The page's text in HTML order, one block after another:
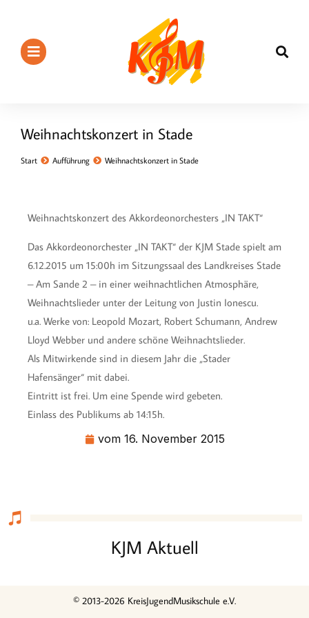
Weihnachtskonzert in Stade
Sie befinden sich hier:
Start Aufführung Weihnachtskonzert in Stade
Weihnachtskonzert des Akkordeonorchesters „IN TAKT“
Das Akkordeonorchester „IN TAKT“ der KJM Stade spielt am
6.12.2015 um 15:00h im Sitzungssaal des Landkreises Stade
– Am Sande 2 – in einer weihnachtlichen Atmosphäre,
Weihnachtslieder unter der Leitung von Justin Ionescu.
u.a. Werke von: Leopold Mozart, Robert Schumann, Andrew
Lloyd Webber und andere schöne Weihnachtslieder.
Als Mitwirkende sind in diesem Jahr die „Stader
Hafensänger“ mit dabei.
Eintritt ist frei. Um eine Spende wird gebeten.
Einlass des Publikums ab 14:15h.
vom 16. November 2015
KJM Aktuell
© 2013-2026 KreisJugendMusikschule e.V.